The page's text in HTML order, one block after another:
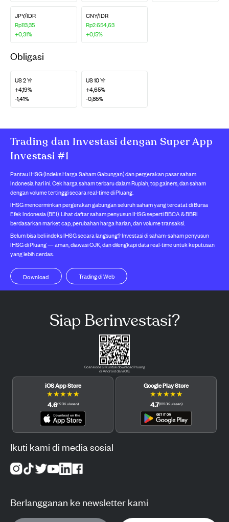
JPY/IDR
Rp113,35
+0,31%
CNY/IDR
Rp2.654,63
+0,15%
Obligasi
US 2 Yr
+4,19%
-1,41%
US 10 Yr
+4,65%
-0,85%
Trading dan Investasi dengan Super App
Investasi #1
Pantau IHSG (Indeks Harga Saham Gabungan) dan pergerakan pasar saham
Indonesia hari ini. Cek harga saham terbaru dalam Rupiah, top gainers, dan saham
dengan volume tertinggi secara real-time di Pluang.
IHSG mencerminkan pergerakan gabungan seluruh saham yang tercatat di Bursa
Efek Indonesia (BEI). Lihat daftar saham penyusun IHSG seperti BBCA & BBRI
berdasarkan market cap, perubahan harga harian, dan volume transaksi.
Belum bisa beli indeks IHSG secara langsung? Investasi di saham-saham penyusun
IHSG di Pluang — aman, diawasi OJK, dan dilengkapi data real-time untuk keputusan
yang lebih cerdas.
Trading di Web
Download
Siap Berinvestasi?
Scan kode QR untuk download Pluang
di Android dan iOS.
iOS App Store
★★★★★
4.6(12.3K ulasan)
Google Play Store
★★★★★
4.7(122.3K ulasan)
Ikuti kami di media sosial
Berlangganan ke newsletter kami